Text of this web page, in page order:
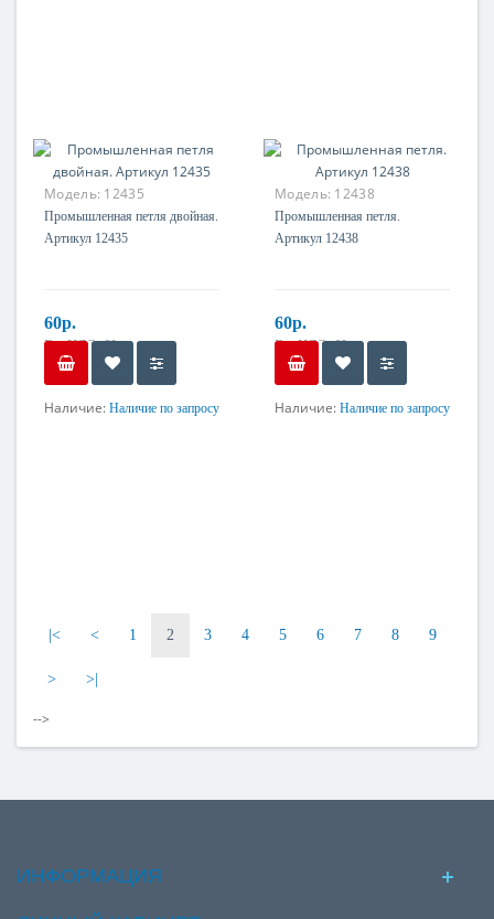
Модель: 12435
Промышленная петля двойная.
Артикул 12435
60р.
Без НДС: 60р.
Наличие: Наличие по запросу
Модель: 12438
Промышленная петля.
Артикул 12438
60р.
Без НДС: 60р.
Наличие: Наличие по запросу
|< < 1 2 3 4 5 6 7 8 9
> >|
-->
ИНФОРМАЦИЯ